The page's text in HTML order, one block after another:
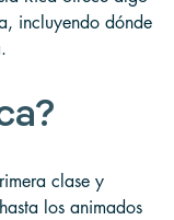
incluyendo dónde
clase y
los animados